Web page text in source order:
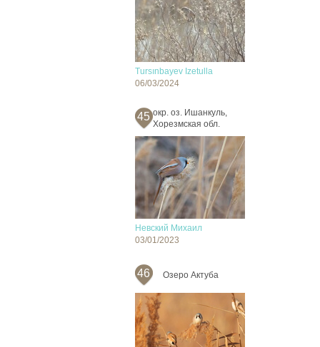
Tursınbayev Izetulla
06/03/2024
45 окр. оз. Ишанкуль,
Хорезмская обл.
Невский Михаил
03/01/2023
46 Озеро Актуба